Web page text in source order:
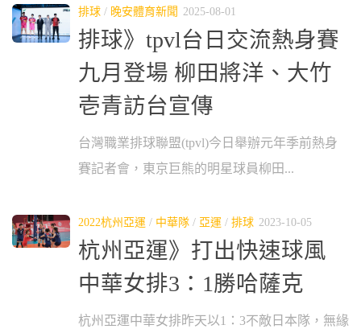
排球 / 晚安體育新聞 2025-08-01
排球》tpvl台日交流熱身賽
九月登場 柳田將洋、大竹
壱青訪台宣傳
台灣職業排球聯盟(tpvl)今日舉辦元年季前熱身
賽記者會，東京巨熊的明星球員柳田...
2022杭州亞運 / 中華隊 / 亞運 / 排球 2023-10-05
杭州亞運》打出快速球風
中華女排3：1勝哈薩克
杭州亞運中華女排昨天以1：3不敵日本隊，無緣